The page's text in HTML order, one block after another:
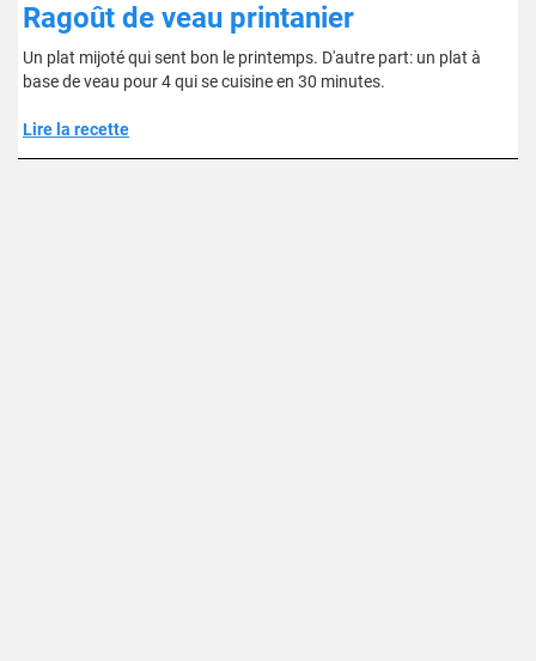
Ragoût de veau printanier
Un plat mijoté qui sent bon le printemps. D'autre part: un plat à
base de veau pour 4 qui se cuisine en 30 minutes.
Lire la recette